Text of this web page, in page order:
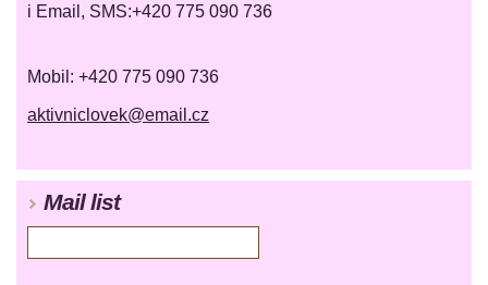
i Email, SMS:+420 775 090 736
Mobil: +420 775 090 736
aktivniclovek@email.cz
Mail list